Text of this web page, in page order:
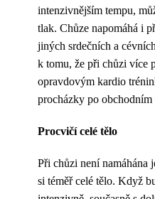
intenzivnějším tempu,
tlak. Chůze napomáhá i
jiných srdečních a
k tomu, že při chůzi více
opravdovým kardio
procházky po obchodním
Procvičí celé tělo
Při chůzi není namáhána
si téměř celé tělo. Když